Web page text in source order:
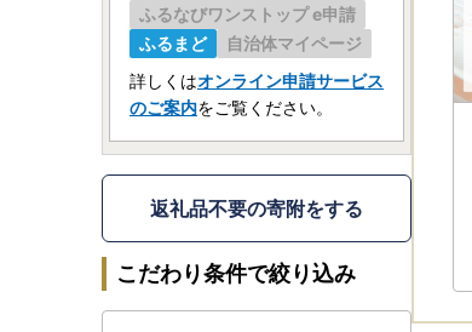
ふるなびワンストップ e申請
ふるまど
自治体マイページ
詳しくはオンライン申請サービス
のご案内をご覧ください。
返礼品不要の寄附をする
こだわり条件で絞り込み